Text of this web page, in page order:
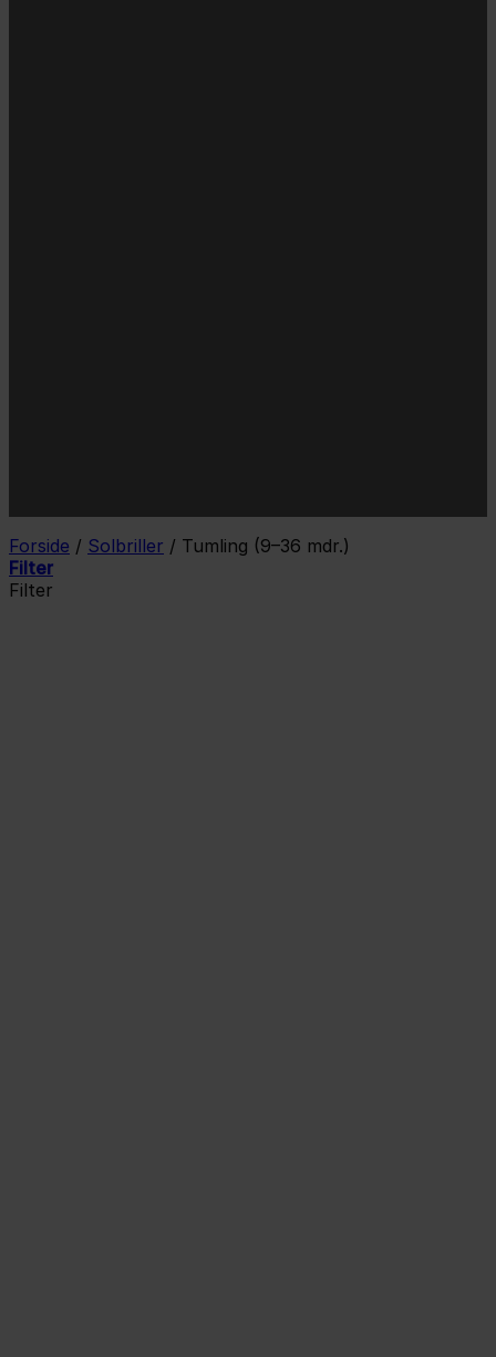
Forside / Solbriller / Tumling (9–36 mdr.)
Filter
Filter